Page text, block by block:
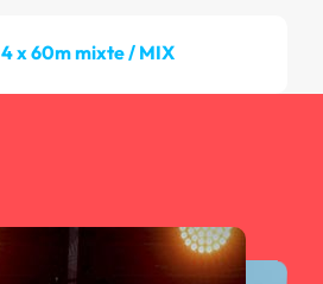
4 x 60m mixte / MIX